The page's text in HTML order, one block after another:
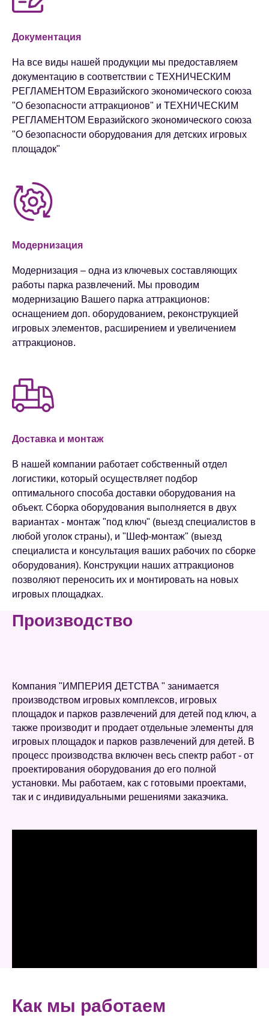
Документация
На все виды нашей продукции мы предоставляем
документацию в соответствии с ТЕХНИЧЕСКИМ
РЕГЛАМЕНТОМ Евразийского экономического союза
"О безопасности аттракционов" и ТЕХНИЧЕСКИМ
РЕГЛАМЕНТОМ Евразийского экономического союза
"О безопасности оборудования для детских игровых
площадок"
Модернизация
Модернизация – одна из ключевых составляющих
работы парка развлечений. Мы проводим
модернизацию Вашего парка аттракционов:
оснащением доп. оборудованием, реконструкцией
игровых элементов, расширением и увеличением
аттракционов.
Доставка и монтаж
В нашей компании работает собственный отдел
логистики, который осуществляет подбор
оптимального способа доставки оборудования на
объект. Сборка оборудования выполняется в двух
вариантах - монтаж "под ключ" (выезд специалистов в
любой уголок страны), и "Шеф-монтаж" (выезд
специалиста и консультация ваших рабочих по сборке
оборудования). Конструкции наших аттракционов
позволяют переносить их и монтировать на новых
игровых площадках.
Производство
Компания "ИМПЕРИЯ ДЕТСТВА " занимается
производством игровых комплексов, игровых
площадок и парков развлечений для детей под ключ, а
также производит и продает отдельные элементы для
игровых площадок и парков развлечений для детей. В
процесс производства включен весь спектр работ - от
проектирования оборудования до его полной
установки. Мы работаем, как с готовыми проектами,
так и с индивидуальными решениями заказчика.
Как мы работаем